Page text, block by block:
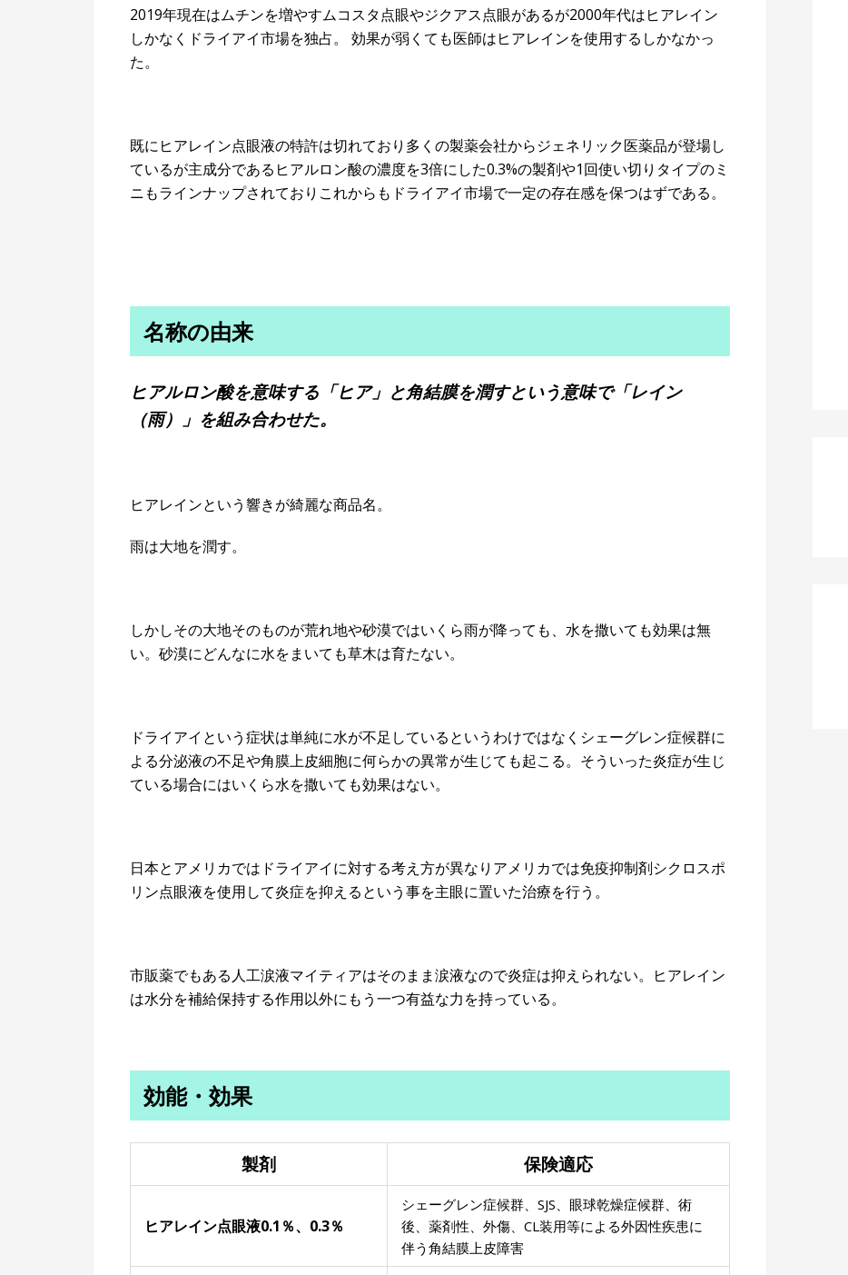
2019年現在はムチンを増やすムコスタ点眼やジクアス点眼があるが2000年代はヒアレイン
しかなくドライアイ市場を独占。 効果が弱くても医師はヒアレインを使用するしかなかっ
た。
既にヒアレイン点眼液の特許は切れており多くの製薬会社からジェネリック医薬品が登場し
ているが主成分であるヒアルロン酸の濃度を3倍にした0.3%の製剤や1回使い切りタイプのミ
ニもラインナップされておりこれからもドライアイ市場で一定の存在感を保つはずである。
名称の由来
ヒアルロン酸を意味する「ヒア」と角結膜を潤すという意味で「レイン
（雨）」を組み合わせた。
ヒアレインという響きが綺麗な商品名。
雨は大地を潤す。
しかしその大地そのものが荒れ地や砂漠ではいくら雨が降っても、水を撒いても効果は無
い。砂漠にどんなに水をまいても草木は育たない。
ドライアイという症状は単純に水が不足しているというわけではなくシェーグレン症候群に
よる分泌液の不足や角膜上皮細胞に何らかの異常が生じても起こる。そういった炎症が生じ
ている場合にはいくら水を撒いても効果はない。
日本とアメリカではドライアイに対する考え方が異なりアメリカでは免疫抑制剤シクロスポ
リン点眼液を使用して炎症を抑えるという事を主眼に置いた治療を行う。
市販薬でもある人工涙液マイティアはそのまま涙液なので炎症は抑えられない。ヒアレイン
は水分を補給保持する作用以外にもう一つ有益な力を持っている。
効能・効果
製剤 保険適応
ヒアレイン点眼液0.1％、0.3％
シェーグレン症候群、SJS、眼球乾燥症候群、術
後、薬剤性、外傷、CL装用等による外因性疾患に
伴う角結膜上皮障害